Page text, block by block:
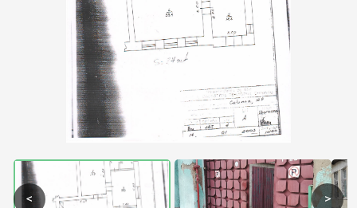
< >